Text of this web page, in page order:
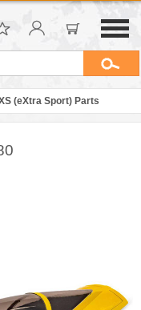
(eXtra Sport) Parts